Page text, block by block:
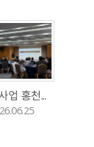
업 홍천...